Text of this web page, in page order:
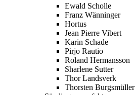
Ewald Scholle
Franz Wänninger
Hortus
Jean Pierre Vibert
Karin Schade
Pirjo Rautio
Roland Hermansson
Sharlene Sutter
Thor Landsverk
Thorsten Burgsmüller